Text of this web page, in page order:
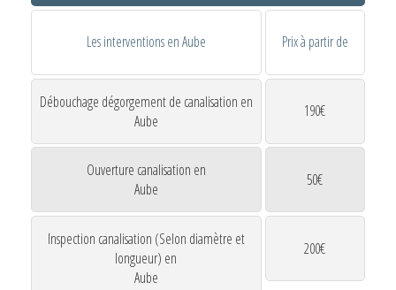
Les interventions en Aube Prix à partir de
Débouchage dégorgement de canalisation en
Aube
190€
Ouverture canalisation en
Aube
50€
Inspection canalisation (Selon diamètre et
longueur) en
Aube
200€